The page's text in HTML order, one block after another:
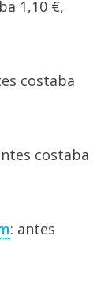
1,10 €,
costaba
costaba
: antes